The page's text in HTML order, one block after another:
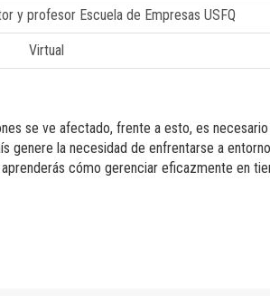
y profesor Escuela de Empresas USFQ
Virtual
se ve afectado, frente a esto, es
genere la necesidad de enfrentarse a
cómo gerenciar eficazmente en